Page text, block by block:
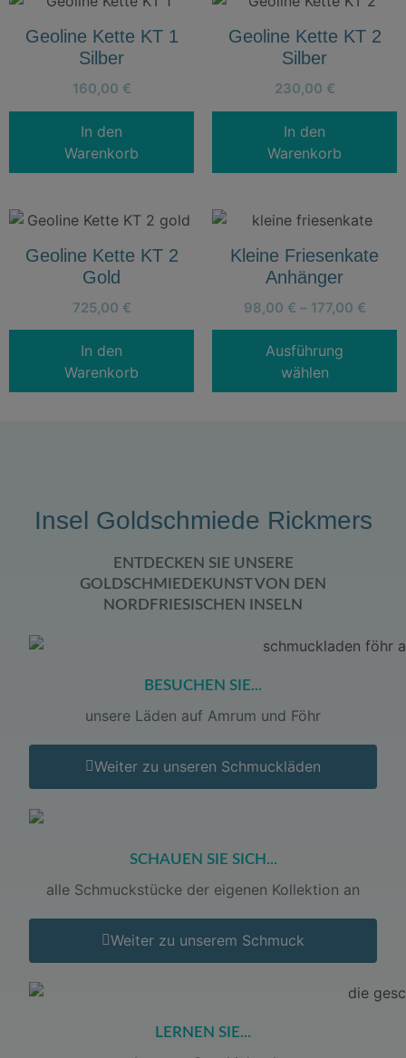
Geoline Kette KT 1
Silber
160,00 €
In den
Warenkorb
Geoline Kette KT 2
Silber
230,00 €
In den
Warenkorb
Geoline Kette KT 2
Gold
725,00 €
In den
Warenkorb
Kleine Friesenkate
Anhänger
98,00 € – 177,00 €
Ausführung
wählen
Insel Goldschmiede Rickmers
ENTDECKEN SIE UNSERE
GOLDSCHMIEDEKUNST VON DEN
NORDFRIESISCHEN INSELN
BESUCHEN SIE...
unsere Läden auf Amrum und Föhr
Weiter zu unseren Schmuckläden
SCHAUEN SIE SICH...
alle Schmuckstücke der eigenen Kollektion an
Weiter zu unserem Schmuck
LERNEN SIE...